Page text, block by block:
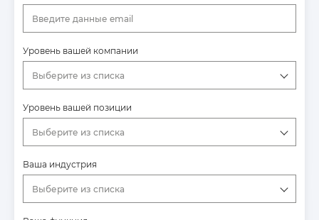
Введите данные email
Уровень вашей компании
Выберите из списка
Уровень вашей позиции
Выберите из списка
Ваша индустрия
Выберите из списка